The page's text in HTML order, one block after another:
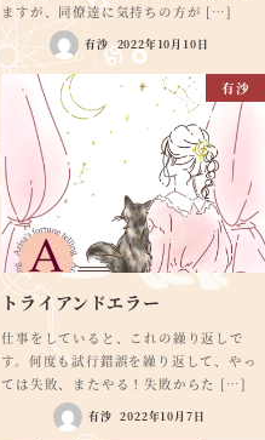
ますが、同僚達に気持ちの方が […]
有沙 2022年10月10日
有沙
トライアンドエラー
仕事をしていると、これの繰り返しで
す。何度も試行錯誤を繰り返して、やっ
ては失敗、またやる！失敗からた […]
有沙 2022年10月7日